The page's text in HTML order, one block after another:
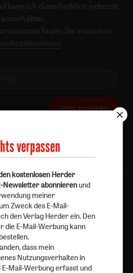
kann ich diese Funktion jederzeit
ausschalten.
finden Sie in unseren
.
Jetzt anmelden
Datenschutz
Impressum
Abo online kündigen
verpassen
kostenlosen Herder
Newsletter abonnieren und
meiner
Zweck des E-Mail-
den Verlag Herder ein. Den
die E-Mail-Werbung kann
dass mein
Nutzungsverhalten in
Mail-Werbung erfasst und